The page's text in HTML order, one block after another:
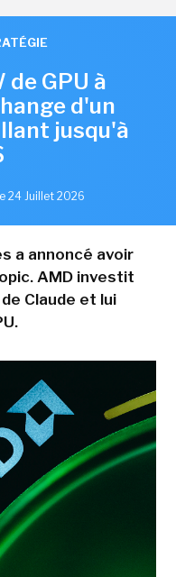
de GPU à
d'un
jusqu'à
24 Juillet 2026
a annoncé avoir
AMD investit
Claude et lui